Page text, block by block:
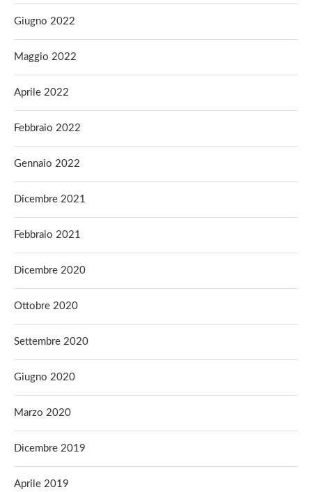
Giugno 2022
Maggio 2022
Aprile 2022
Febbraio 2022
Gennaio 2022
Dicembre 2021
Febbraio 2021
Dicembre 2020
Ottobre 2020
Settembre 2020
Giugno 2020
Marzo 2020
Dicembre 2019
Aprile 2019